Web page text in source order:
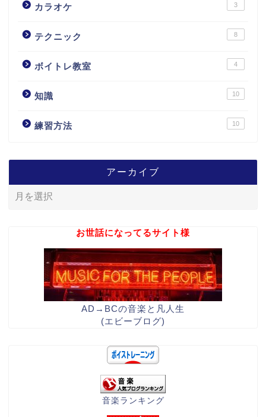
カラオケ 3
テクニック 8
ボイトレ教室 4
知識 10
練習方法 10
アーカイブ
お世話になってるサイト様
AD→BCの音楽と凡人生
(エビーブログ)
音楽ランキング